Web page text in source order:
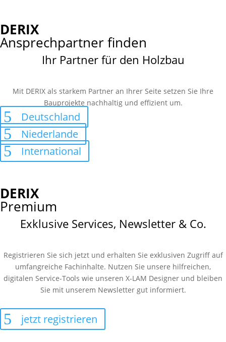
DERIX
Ansprechpartner finden
Ihr Partner für den Holzbau
Mit DERIX als starkem Partner an Ihrer Seite setzen Sie Ihre
Bauprojekte nachhaltig und effizient um.
Deutschland
Niederlande
International
DERIX
Premium
Exklusive Services, Newsletter & Co.
Registrieren Sie sich jetzt und erhalten Sie exklusiven Zugriff auf
umfangreiche Fachinhalte. Nutzen Sie unsere hilfreichen,
digitalen Service-Tools wie unseren X-LAM Designer und bleiben
Sie mit unserem Newsletter gut informiert.
jetzt registrieren